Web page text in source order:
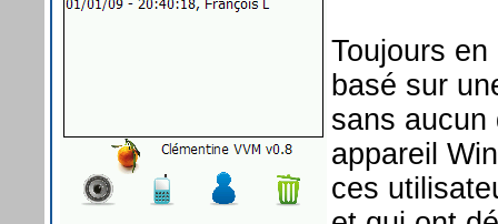
Toujours
basé sur
sans aucun
appareil
ces